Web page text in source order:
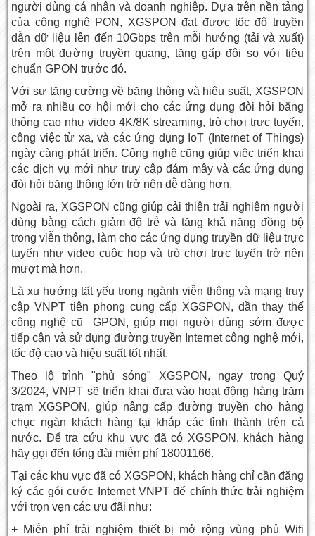
người dùng cá nhân và doanh nghiệp. Dựa trên nền tảng
của công nghệ PON, XGSPON đạt được tốc độ truyền
dẫn dữ liệu lên đến 10Gbps trên mỗi hướng (tải và xuất)
trên một đường truyền quang, tăng gấp đôi so với tiêu
chuẩn GPON trước đó.
Với sự tăng cường về băng thông và hiệu suất, XGSPON
mở ra nhiều cơ hội mới cho các ứng dụng đòi hỏi băng
thông cao như video 4K/8K streaming, trò chơi trực tuyến,
công việc từ xa, và các ứng dụng IoT (Internet of Things)
ngày càng phát triển. Công nghệ cũng giúp việc triển khai
các dịch vụ mới như truy cập đám mây và các ứng dụng
đòi hỏi băng thông lớn trở nên dễ dàng hơn.
Ngoài ra, XGSPON cũng giúp cải thiện trải nghiệm người
dùng bằng cách giảm độ trễ và tăng khả năng đồng bộ
trong viễn thông, làm cho các ứng dụng truyền dữ liệu trực
tuyến như video cuộc họp và trò chơi trực tuyến trở nên
mượt mà hơn.
Là xu hướng tất yếu trong ngành viễn thông và mạng truy
cập VNPT tiên phong cung cấp XGSPON, dần thay thế
công nghệ cũ GPON, giúp mọi người dùng sớm được
tiếp cận và sử dụng đường truyền Internet công nghệ mới,
tốc độ cao và hiệu suất tốt nhất.
Theo lộ trình "phủ sóng" XGSPON, ngay trong Quý
3/2024, VNPT sẽ triển khai đưa vào hoạt động hàng trăm
trạm XGSPON, giúp nâng cấp đường truyền cho hàng
chục ngàn khách hàng tại khắp các tỉnh thành trên cả
nước. Để tra cứu khu vực đã có XGSPON, khách hàng
hãy gọi đến tổng đài miễn phí 18001166.
Tại các khu vực đã có XGSPON, khách hàng chỉ cần đăng
ký các gói cước Internet VNPT để chính thức trải nghiệm
với trọn vẹn các ưu đãi như:
+ Miễn phí trải nghiệm thiết bị mở rộng vùng phủ Wifi